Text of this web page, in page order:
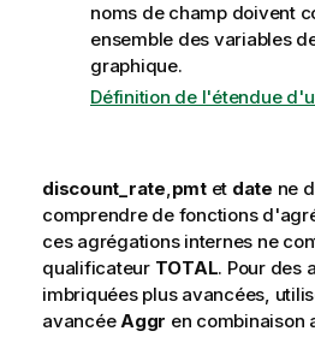
noms de champ doivent
ensemble des variables
graphique.
Définition de l'étendue
discount_rate,pmtet date ne
comprendre de fonctions
ces agrégations internes ne
qualificateur TOTAL. Pour des
imbriquées plus avancées,
avancéeAggr en combinaison